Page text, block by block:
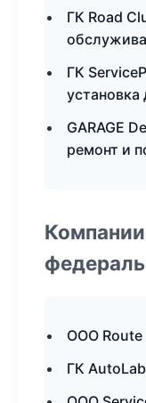
ГК Road
ГК
установка
GARAGE
ремонт и
ООО
ГК